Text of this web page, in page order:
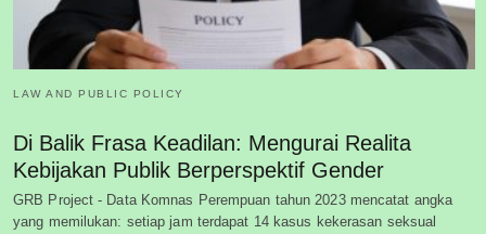
LAW AND PUBLIC POLICY
Di Balik Frasa Keadilan: Mengurai Realita
Kebijakan Publik Berperspektif Gender
GRB Project - Data Komnas Perempuan tahun 2023 mencatat angka
yang memilukan: setiap jam terdapat 14 kasus kekerasan seksual